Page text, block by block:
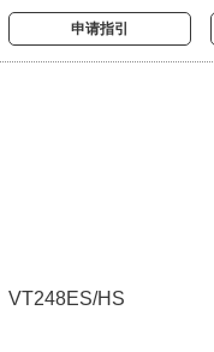
申请指引
VT248ES/HS